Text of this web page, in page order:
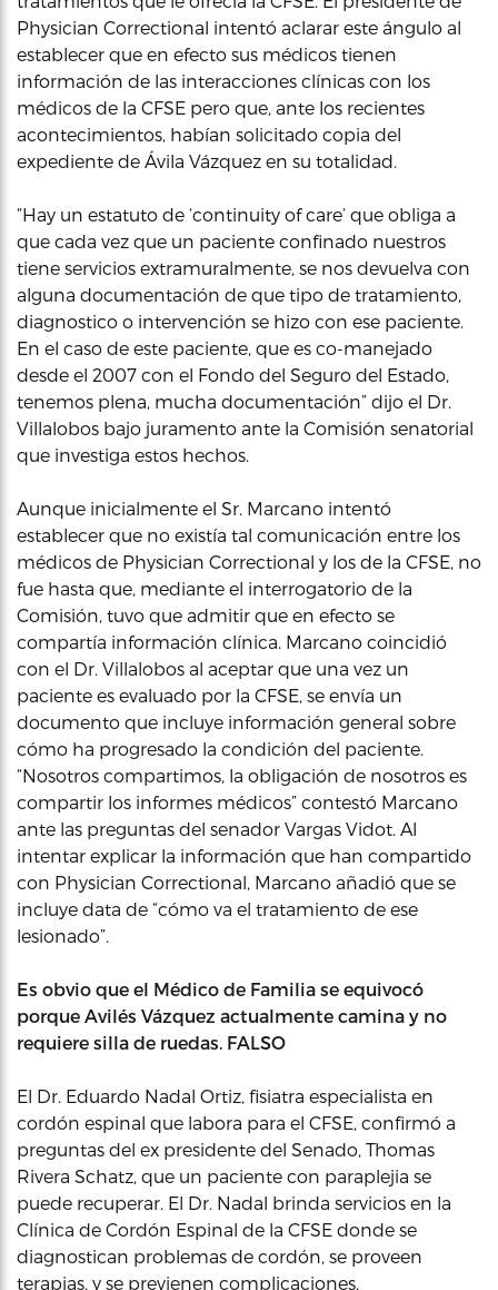
Physician Correctional intentó aclarar este ángulo al
establecer que en efecto sus médicos tienen
información de las interacciones clínicas con los
médicos de la CFSE pero que, ante los recientes
acontecimientos, habían solicitado copia del
expediente de Ávila Vázquez en su totalidad.
“Hay un estatuto de ‘continuity of care’ que obliga a
que cada vez que un paciente confinado nuestros
tiene servicios extramuralmente, se nos devuelva con
alguna documentación de que tipo de tratamiento,
diagnostico o intervención se hizo con ese paciente.
En el caso de este paciente, que es co-manejado
desde el 2007 con el Fondo del Seguro del Estado,
tenemos plena, mucha documentación” dijo el Dr.
Villalobos bajo juramento ante la Comisión senatorial
que investiga estos hechos.
Aunque inicialmente el Sr. Marcano intentó
establecer que no existía tal comunicación entre los
médicos de Physician Correctional y los de la CFSE, no
fue hasta que, mediante el interrogatorio de la
Comisión, tuvo que admitir que en efecto se
compartía información clínica. Marcano coincidió
con el Dr. Villalobos al aceptar que una vez un
paciente es evaluado por la CFSE, se envía un
documento que incluye información general sobre
cómo ha progresado la condición del paciente.
“Nosotros compartimos, la obligación de nosotros es
compartir los informes médicos” contestó Marcano
ante las preguntas del senador Vargas Vidot. Al
intentar explicar la información que han compartido
con Physician Correctional, Marcano añadió que se
incluye data de “cómo va el tratamiento de ese
lesionado”.
Es obvio que el Médico de Familia se equivocó
porque Avilés Vázquez actualmente camina y no
requiere silla de ruedas. FALSO
El Dr. Eduardo Nadal Ortiz, fisiatra especialista en
cordón espinal que labora para el CFSE, confirmó a
preguntas del ex presidente del Senado, Thomas
Rivera Schatz, que un paciente con paraplejia se
puede recuperar. El Dr. Nadal brinda servicios en la
Clínica de Cordón Espinal de la CFSE donde se
diagnostican problemas de cordón, se proveen
terapias, y se previenen complicaciones.